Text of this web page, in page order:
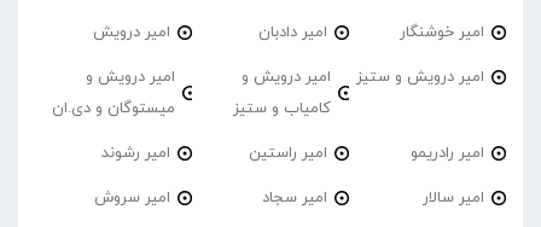
امیر خوشنگار امیر دادبان امیر درویش
امیر درویش و ستیز
امیر درویش و
کامیاب و ستیز
امیر درویش و
میستوگان و دی.ان
امیر رادریمو امیر راستین امیر رشوند
امیر سالار امیر سجاد امیر سروش